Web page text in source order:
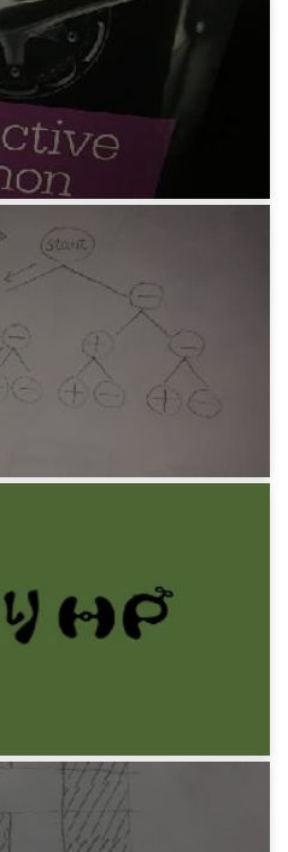
ラミング
Python』その3 クラス
継承
を自分で作りたい